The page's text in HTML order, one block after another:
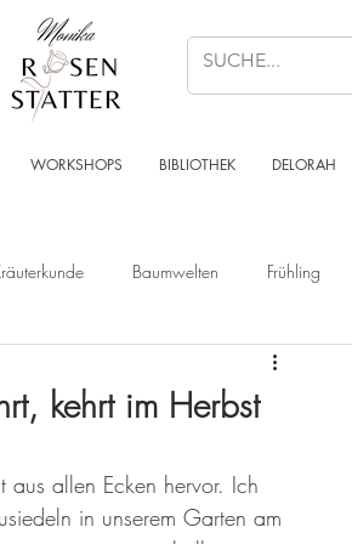
WORKSHOPS BIBLIOTHEK DELORAH
Baumwelten Frühling
Krafttier - Botschaften
kehrt im Herbst
allen Ecken hervor. Ich
in unserem Garten am